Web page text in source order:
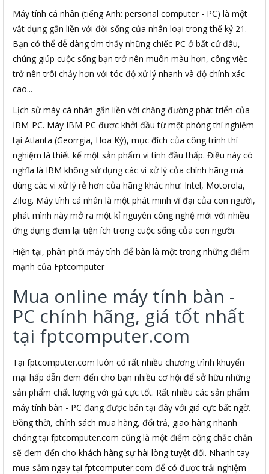
Máy tính cá nhân (tiếng Anh: personal computer - PC) là một
vật dụng gắn liền với đời sống của nhân loại trong thế kỷ 21.
Bạn có thể dễ dàng tìm thấy những chiếc PC ở bất cứ đâu,
chúng giúp cuộc sống bạn trở nên muôn màu hơn, công việc
trở nên trôi chảy hơn với tóc độ xử lý nhanh và độ chính xác
cao...
Lịch sử máy cá nhân gắn liền với chặng đường phát triển của
IBM-PC. Máy IBM-PC được khởi đầu từ một phòng thí nghiệm
tại Atlanta (Georrgia, Hoa Kỳ), mục đích của công trình thí
nghiệm là thiết kế một sản phẩm vi tính đầu thấp. Điều này có
nghĩa là IBM không sử dụng các vi xử lý của chính hãng mà
dùng các vi xử lý rẻ hơn của hãng khác như: Intel, Motorola,
Zilog. Máy tính cá nhân là một phát minh vĩ đại của con người,
phát mình này mở ra một kỉ nguyên công nghệ mới với nhiều
ứng dụng đem lại tiện ích trong cuộc sống của con người.
Hiện tại, phân phối máy tính để bàn là một trong những điểm
mạnh của Fptcomputer
Mua online máy tính bàn -
PC chính hãng, giá tốt nhất
tại fptcomputer.com
Tại fptcomputer.com luôn có rất nhiều chương trình khuyến
mại hấp dẫn đem đến cho bạn nhiều cơ hội để sở hữu những
sản phẩm chất lượng với giá cực tốt. Rất nhiều các sản phẩm
máy tính bàn - PC đang được bán tại đây với giá cực bất ngờ.
Đồng thời, chính sách mua hàng, đổi trả, giao hàng nhanh
chóng tại fptcomputer.com cũng là một điểm cộng chắc chắn
sẽ đem đến cho khách hàng sự hài lòng tuyệt đối. Nhanh tay
mua sắm ngay tại fptcomputer.com để có được trải nghiệm